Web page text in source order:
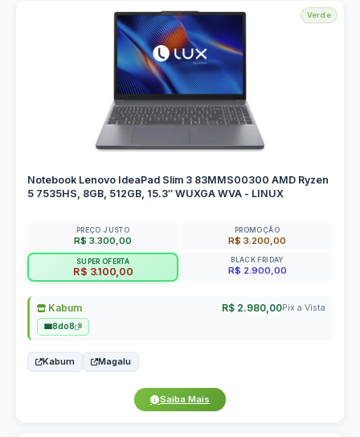
Verde
Notebook Lenovo IdeaPad Slim 3 83MMS00300 AMD Ryzen
5 7535HS, 8GB, 512GB, 15.3″ WUXGA WVA - LINUX
PREÇO JUSTO
R$ 3.300,00
PROMOÇÃO
R$ 3.200,00
SUPER OFERTA
R$ 3.100,00
BLACK FRIDAY
R$ 2.900,00
Kabum R$ 2.980,00Pix a Vista
8do8
Kabum Magalu
Saiba Mais